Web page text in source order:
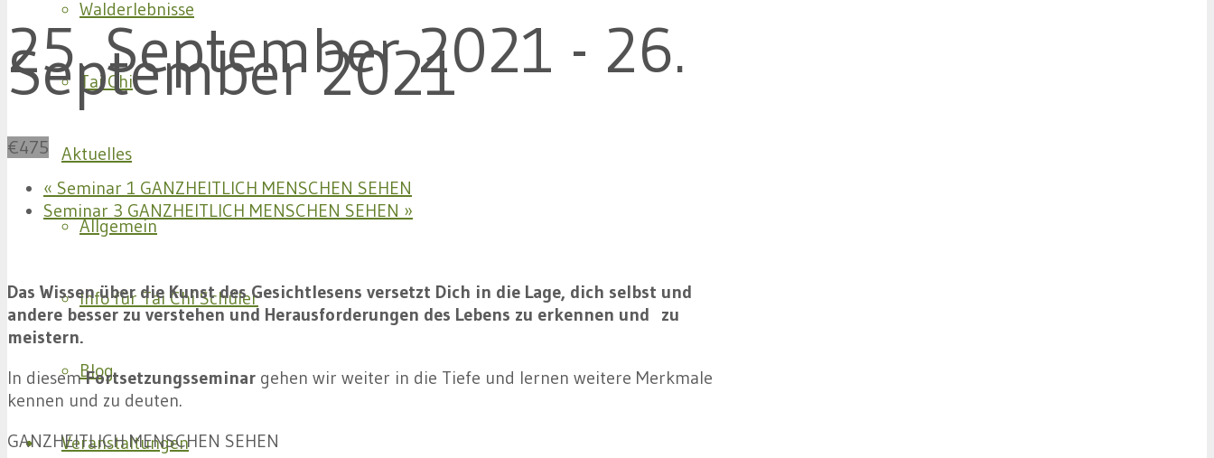
Walderlebnisse
Tai Chi
Aktuelles
Allgemein
Info für Tai Chi Schüler
Blog
Veranstaltungen
25. September 2021 - 26.
September 2021
€475
« Seminar 1 GANZHEITLICH MENSCHEN SEHEN
Seminar 3 GANZHEITLICH MENSCHEN SEHEN »
Das Wissen über die Kunst des Gesichtlesens versetzt Dich in die Lage, dich selbst und
andere besser zu verstehen und Herausforderungen des Lebens zu erkennen und zu
meistern.
In diesemFortsetzungsseminar gehen wir weiter in die Tiefe und lernen weitere Merkmale
kennen und zu deuten.
GANZHEITLICH MENSCHEN SEHEN